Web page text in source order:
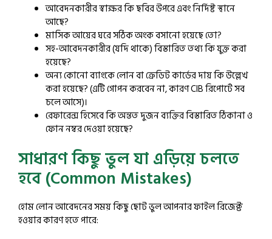
আবেদনকারীর স্বাক্ষর কি ছবির উপরে এবং নির্দিষ্ট স্থানে
আছে?
মাসিক আয়ের ঘরে সঠিক অংক বসানো হয়েছে তো?
সহ-আবেদনকারীর (যদি থাকে) বিস্তারিত তথ্য কি যুক্ত করা
হয়েছে?
অন্য কোনো ব্যাংকে লোন বা ক্রেডিট কার্ডের দায় কি উল্লেখ
করা হয়েছে? (এটি গোপন করবেন না, কারণ CIB রিপোর্টে সব
চলে আসে)।
রেফারেন্স হিসেবে কি অন্তত দুজন ব্যক্তির বিস্তারিত ঠিকানা ও
ফোন নম্বর দেওয়া হয়েছে?
সাধারণ কিছু ভুল যা এড়িয়ে চলতে
হবে (Common Mistakes)
হোম লোন আবেদনের সময় কিছু ছোট ভুল আপনার ফাইল রিজেক্ট
হওয়ার কারণ হতে পারে: